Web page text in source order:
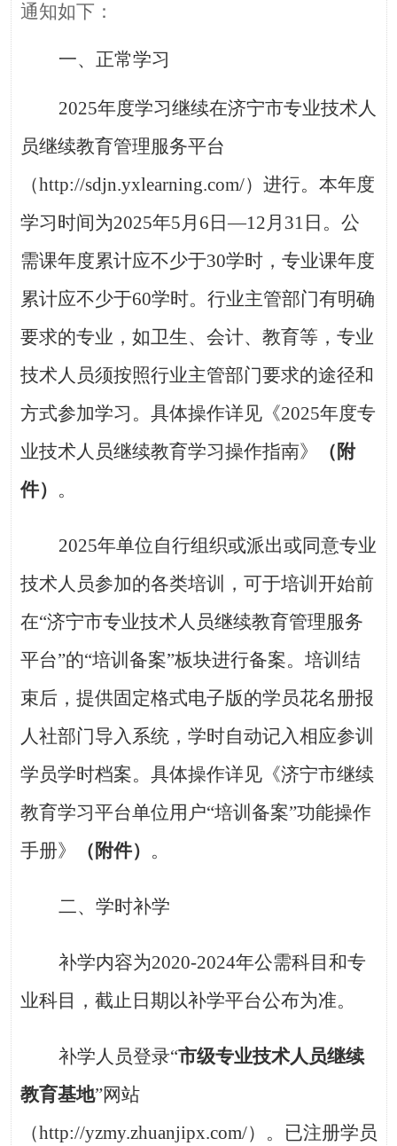
通知如下：
一、正常学习
2025年度学习继续在济宁市专业技术人
员继续教育管理服务平台
（http://sdjn.yxlearning.com/）进行。本年度
学习时间为2025年5月6日—12月31日。公
需课年度累计应不少于30学时，专业课年度
累计应不少于60学时。行业主管部门有明确
要求的专业，如卫生、会计、教育等，专业
技术人员须按照行业主管部门要求的途径和
方式参加学习。具体操作详见《2025年度专
业技术人员继续教育学习操作指南》
（附
件） 。
2025年单位自行组织或派出或同意专业
技术人员参加的各类培训，可于培训开始前
在“济宁市专业技术人员继续教育管理服务
平台”的“培训备案”板块进行备案。培训结
束后，提供固定格式电子版的学员花名册报
人社部门导入系统，学时自动记入相应参训
学员学时档案。具体操作详见《济宁市继续
教育学习平台单位用户“培训备案”功能操作
手册》
（附件） 。
二、学时补学
补学内容为2020-2024年公需科目和专
业科目，截止日期以补学平台公布为准。
补学人员登录“市级专业技术人员继续
教育基地”网站
（http://yzmy.zhuanjipx.com/）。已注册学员